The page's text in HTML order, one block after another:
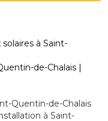
à Saint-
de-Chalais |
Quentin-de-Chalais
à Saint-